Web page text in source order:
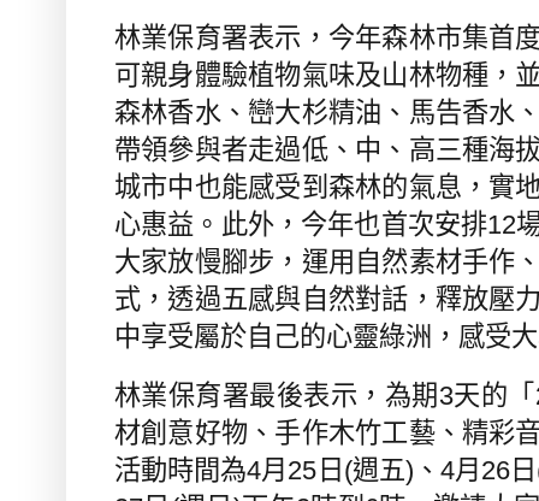
林業保育署表示，今年森林市集首
可親身體驗植物氣味及山林物種，
森林香水、巒大杉精油、馬告香水
帶領參與者走過低、中、高三種海
城市中也能感受到森林的氣息，實
心惠益。此外，今年也首次安排12
大家放慢腳步，運用自然素材手作
式，透過五感與自然對話，釋放壓
中享受屬於自己的心靈綠洲，感受
林業保育署最後表示，為期 3天的「
材創意好物、手作木竹工藝、精彩
活動時間為4月 25 日 (週五) 、 4月 26 日